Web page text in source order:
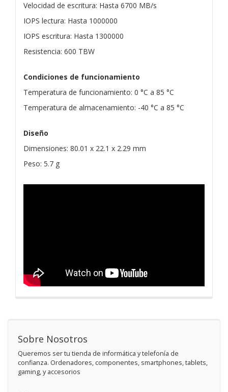
Velocidad de escritura: Hasta 6700 MB/s
IOPS lectura: Hasta 1000000
IOPS escritura: Hasta 1300000
Resistencia: 600 TBW
Condiciones de funcionamiento
Temperatura de funcionamiento: 0 °C a 85 °C
Temperatura de almacenamiento: -40 °C a 85 °C
Diseño
Dimensiones: 80.01 x 22.1 x 2.29 mm
Peso: 5.7 g
Sobre Nosotros
Queremos ser tu tienda de informática y telefonía de
confianza. Ordenadores, componentes, smartphones, tablets,
gaming, y accesorios